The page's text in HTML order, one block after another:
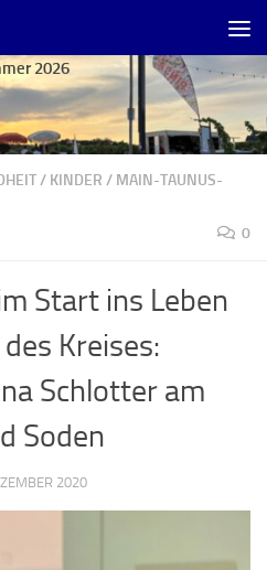
2026
/ KINDER / MAIN-TAUNUS-
0
Start ins Leben
Kreises:
Schlotter am
Soden
2020